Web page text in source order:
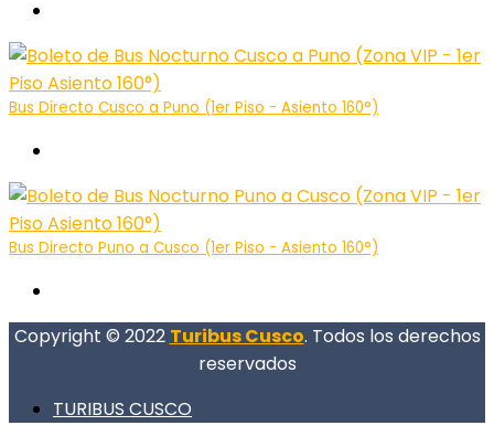
Bus Directo Cusco a Puno (1er Piso - Asiento 160°)
Bus Directo Puno a Cusco (1er Piso - Asiento 160°)
Copyright © 2022 Turibus Cusco. Todos los derechos
reservados
TURIBUS CUSCO